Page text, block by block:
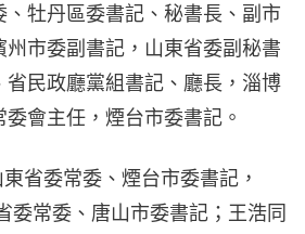
牡丹區委書記、秘書長、副市
市委副書記，山東省委副秘書
省民政廳黨組書記、廳長，淄博
會主任，煙台市委書記。
省委常委、煙台市委書記，
委常委、唐山市委書記；王浩同